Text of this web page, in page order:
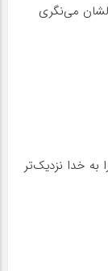
می‌نگری
به خدا نزدیک‌تر